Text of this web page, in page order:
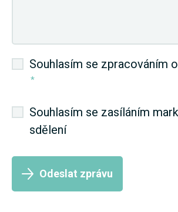
Souhlasím se zpracováním
*
Souhlasím se zasíláním
sdělení
Odeslat zprávu